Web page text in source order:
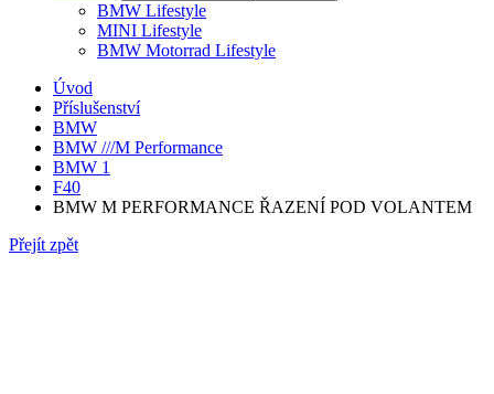
BMW Lifestyle
MINI Lifestyle
BMW Motorrad Lifestyle
Úvod
Příslušenství
BMW
BMW ///M Performance
BMW 1
F40
BMW M PERFORMANCE ŘAZENÍ POD VOLANTEM
Přejít zpět